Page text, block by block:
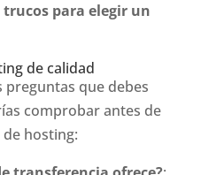
trucos para elegir un
de calidad
preguntas que debes
comprobar antes de
hosting: